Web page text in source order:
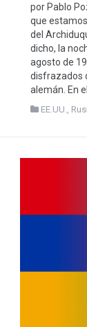
por Pablo
que
del
dicho, la
agosto de
disfrazados
alemán. En
EE.UU.